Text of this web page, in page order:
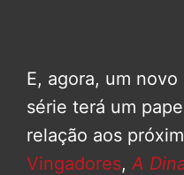
E, agora, um
série terá um
relação aos
Vingadores, A